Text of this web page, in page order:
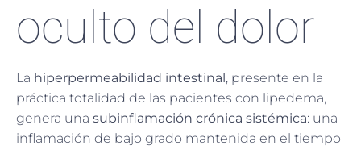
oculto del dolor
La hiperpermeabilidad intestinal, presente en la
práctica totalidad de las pacientes con lipedema,
genera una subinflamación crónica sistémica: una
inflamación de bajo grado mantenida en el tiempo